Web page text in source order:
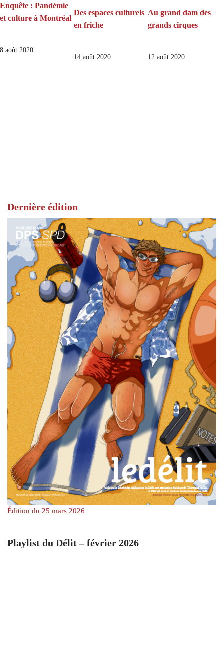
Enquête : Pandémie
et culture à Montréal
8 août 2020
Des espaces culturels
en friche
14 août 2020
Au grand dam des
grands cirques
12 août 2020
Dernière édition
Édition du 25 mars 2026
Playlist du Délit – février 2026